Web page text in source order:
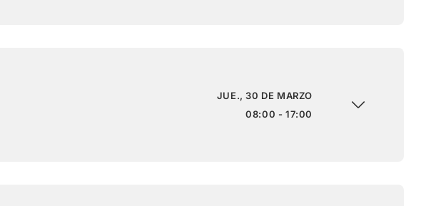
JUE., 30 DE MARZO
08:00 - 17:00